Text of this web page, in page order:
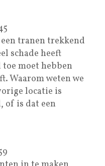
tranen trekkend
schade heeft
moet hebben
Waarom weten we
locatie is
of is dat een